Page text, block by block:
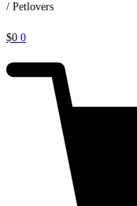
/ Petlovers
$0 0